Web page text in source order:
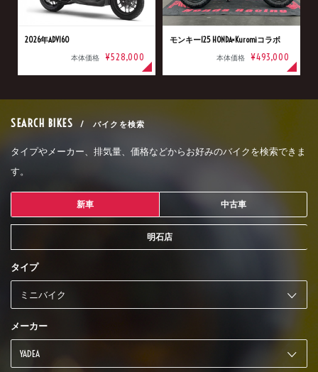
2026年ADV160
本体価格 ¥528,000
モンキー125 HONDA×Kuromiコラボ
本体価格 ¥493,000
SEARCH BIKES / バイクを検索
タイプやメーカー、排気量、価格などからお好みのバイクを検索できま
す。
新車 中古車
明石店
タイプ
メーカー